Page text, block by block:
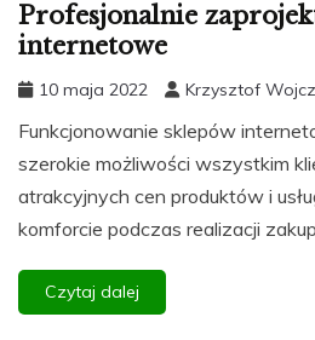
Profesjonalnie
internetowe
10 maja 2022 Krzysztof
Funkcjonowanie sklepów
szerokie możliwości wszystkim
atrakcyjnych cen produktów i
komforcie podczas realizacji
Czytaj dalej